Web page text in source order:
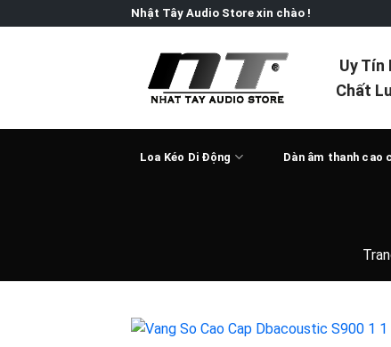
to
Nhật Tây Audio Store xin chào !
Uy Tín
Chất
Loa Kéo Di Động Dàn âm thanh cao